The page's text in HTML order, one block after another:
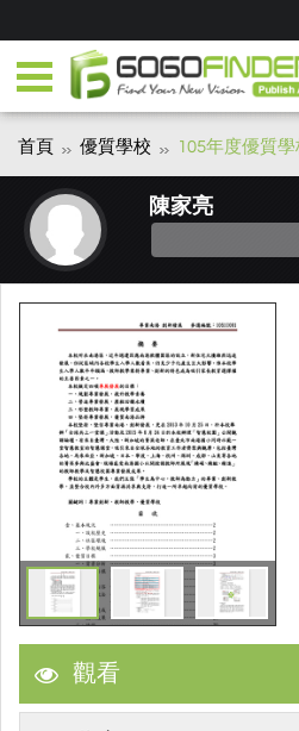
首頁 優質學校 105年度優質
陳家亮
觀看